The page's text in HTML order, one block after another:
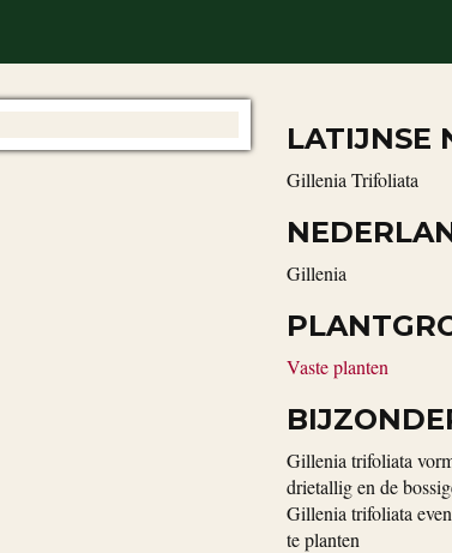
LATIJNSE
Gillenia Trifoliata
Gillenia
Vaste planten
Gillenia trifoliata
drietallig en de
Gillenia trifoliata
te planten